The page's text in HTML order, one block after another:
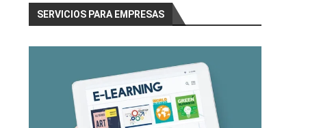
SERVICIOS PARA EMPRESAS